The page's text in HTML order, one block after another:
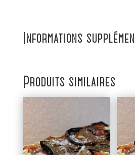
Informations
Produits similaires